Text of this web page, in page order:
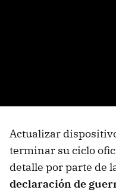
Actualizar
terminar su ciclo
detalle por parte de
declaración de